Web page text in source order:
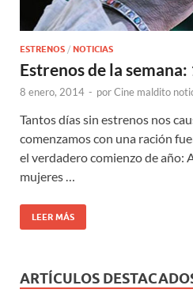
ESTRENOS / NOTICIAS
Estrenos de la
8 enero, 2014 - porCine maldito
Tantos días sin estrenos nos
comenzamos con una ración
el verdadero comienzo de año:
mujeres …
LEER MÁS
ARTÍCULOS